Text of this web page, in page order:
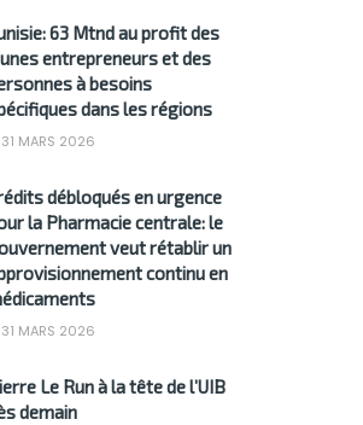
63 Mtnd au profit des
entrepreneurs et des
à besoins
dans les régions
MARS 2026
débloqués en urgence
la Pharmacie centrale: le
veut rétablir un
continu en
MARS 2026
Le Run à la tête de l’UIB
demain